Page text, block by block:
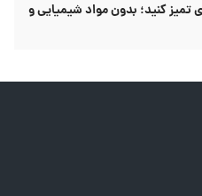
با این ترفند ۵ دقیقه‌ای تمیز کنید؛ بدون مواد شیمیایی و